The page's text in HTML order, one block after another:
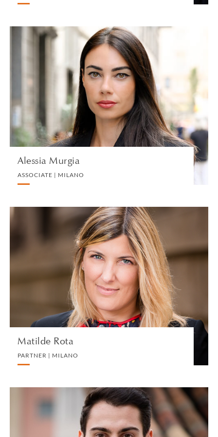
Alessia Murgia
ASSOCIATE | MILANO
Alessia Murgia
ASSOCIATE | MILANO
CORPORATE
VEDI IL PROFILO
Matilde Rota
PARTNER | MILANO
Matilde Rota
PARTNER | MILANO
CONTENZIOSI E ARBITRATO
VEDI IL PROFILO
Simone Roviera
ASSOCIATE | MILANO